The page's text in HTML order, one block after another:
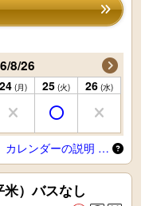
8/26
24 (月) 25 (火) 26 (水)
カレンダーの説明 …
米）バスなし